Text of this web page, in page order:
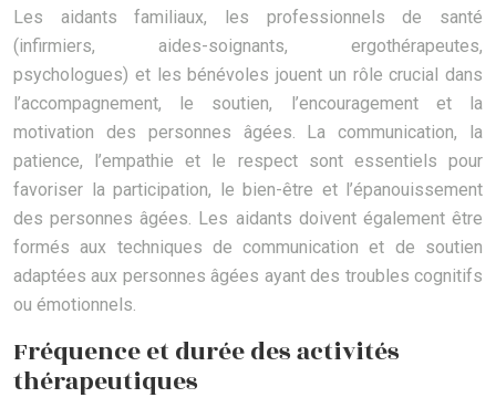
Les aidants familiaux, les professionnels de santé
(infirmiers, aides-soignants, ergothérapeutes,
psychologues) et les bénévoles jouent un rôle crucial dans
l’accompagnement, le soutien, l’encouragement et la
motivation des personnes âgées. La communication, la
patience, l’empathie et le respect sont essentiels pour
favoriser la participation, le bien-être et l’épanouissement
des personnes âgées. Les aidants doivent également être
formés aux techniques de communication et de soutien
adaptées aux personnes âgées ayant des troubles cognitifs
ou émotionnels.
Fréquence et durée des activités
thérapeutiques